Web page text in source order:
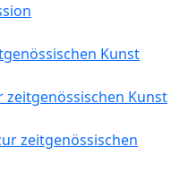
Kunst
zeitgenössischen Kunst
zeitgenössischen